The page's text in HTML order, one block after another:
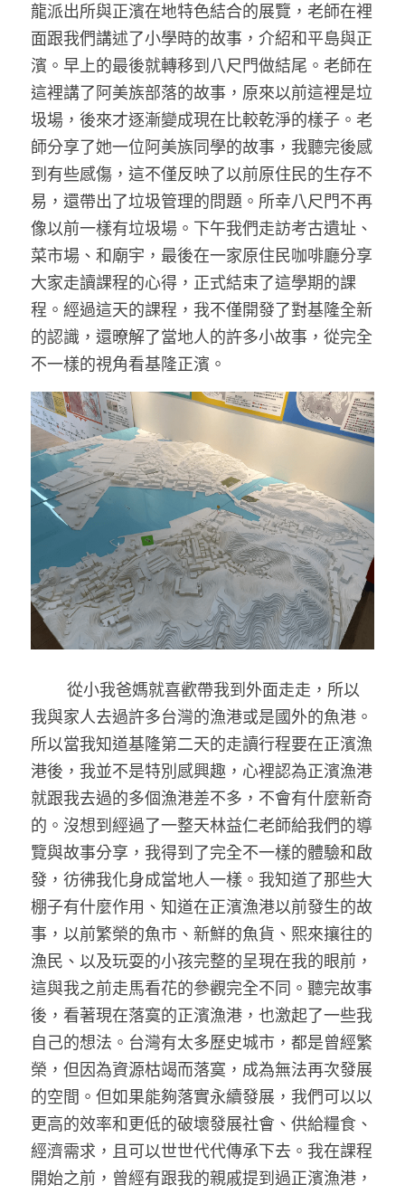
龍派出所與正濱在地特色結合的展覽，老師在裡
面跟我們講述了小學時的故事，介紹和平島與正
濱。早上的最後就轉移到八尺門做結尾。老師在
這裡講了阿美族部落的故事，原來以前這裡是垃
圾場，後來才逐漸變成現在比較乾淨的樣子。老
師分享了她一位阿美族同學的故事，我聽完後感
到有些感傷，這不僅反映了以前原住民的生存不
易，還帶出了垃圾管理的問題。所幸八尺門不再
像以前一樣有垃圾場。下午我們走訪考古遺址、
菜市場、和廟宇，最後在一家原住民咖啡廳分享
大家走讀課程的心得，正式結束了這學期的課
程。經過這天的課程，我不僅開發了對基隆全新
的認識，還暸解了當地人的許多小故事，從完全
不一樣的視角看基隆正濱。
我與家人去過許多台灣的漁港或是國外的魚港。
所以當我知道基隆第二天的走讀行程要在正濱漁
港後，我並不是特別感興趣，心裡認為正濱漁港
就跟我去過的多個漁港差不多，不會有什麼新奇
的。沒想到經過了一整天林益仁老師給我們的導
覽與故事分享，我得到了完全不一樣的體驗和啟
發，彷彿我化身成當地人一樣。我知道了那些大
棚子有什麼作用、知道在正濱漁港以前發生的故
事，以前繁榮的魚市、新鮮的魚貨、熙來攘往的
漁民、以及玩耍的小孩完整的呈現在我的眼前，
這與我之前走馬看花的參觀完全不同。聽完故事
後，看著現在落寞的正濱漁港，也激起了一些我
自己的想法。台灣有太多歷史城市，都是曾經繁
榮，但因為資源枯竭而落寞，成為無法再次發展
的空間。但如果能夠落實永續發展，我們可以以
更高的效率和更低的破壞發展社會、供給糧食、
經濟需求，且可以世世代代傳承下去。我在課程
開始之前，曾經有跟我的親戚提到過正濱漁港，